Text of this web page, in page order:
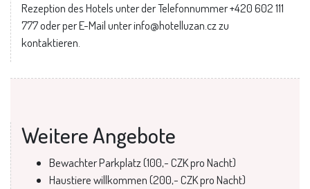
Rezeption des Hotels unter der Telefonnummer +420 602 111
777 oder per E-Mail unter info@hotelluzan.cz zu
kontaktieren.
Weitere Angebote
Bewachter Parkplatz (100,- CZK pro Nacht)
Haustiere willkommen (200,- CZK pro Nacht)